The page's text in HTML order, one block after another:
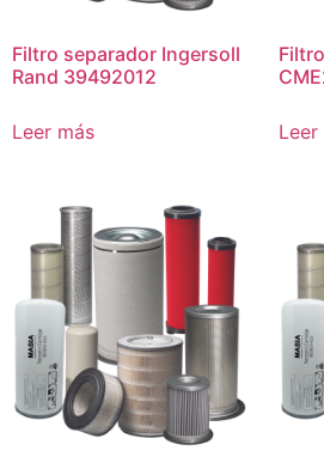
Filtro separador Ingersoll
Rand 39492012
Leer más Leer